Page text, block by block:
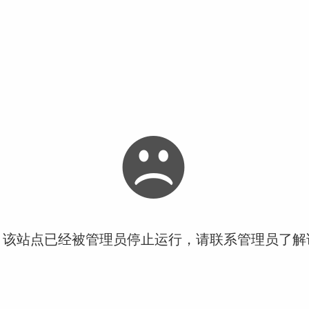
站点已经被管理员停止运行，请联系管理员了